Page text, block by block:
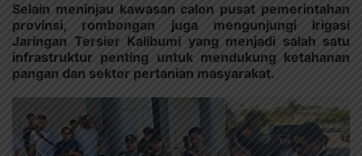
Selain meninjau kawasan calon pusat pemerintahan
provinsi, rombongan juga mengunjungi Irigasi
Jaringan Tersier Kalibumi yang menjadi salah satu
infrastruktur penting untuk mendukung ketahanan
pangan dan sektor pertanian masyarakat.